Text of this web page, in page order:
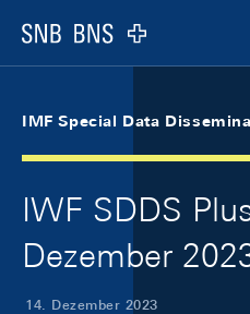
Logo
IMF Special Data
IWF SDDS
Dezember
14. Dezember 2023